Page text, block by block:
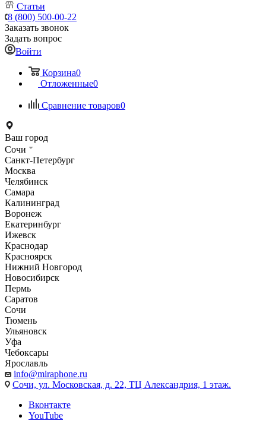
Статьи
8 (800) 500-00-22
Заказать звонок
Задать вопрос
Войти
Корзина0
Отложенные0
Сравнение товаров0
Ваш город
Сочи
Санкт-Петербург
Москва
Челябинск
Самара
Калининград
Воронеж
Екатеринбург
Ижевск
Краснодар
Красноярск
Нижний Новгород
Новосибирск
Пермь
Саратов
Сочи
Тюмень
Ульяновск
Уфа
Чебоксары
Ярославль
info@miraphone.ru
Сочи, ул. Московская, д. 22, ТЦ Александрия, 1 этаж.
Вконтакте
YouTube